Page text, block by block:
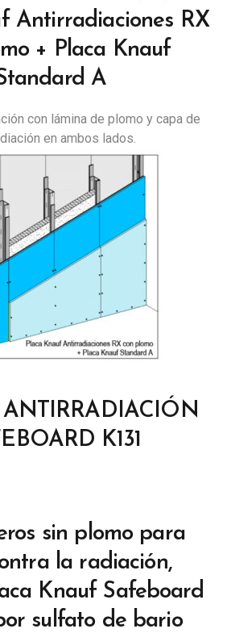
Antirradiaciones RX
+ Placa Knauf
A
con lámina de plomo y capa de
en ambos lados.
ANTIRRADIACIÓN
K131
sin plomo para
la radiación,
Knauf Safeboard
sulfato de bario